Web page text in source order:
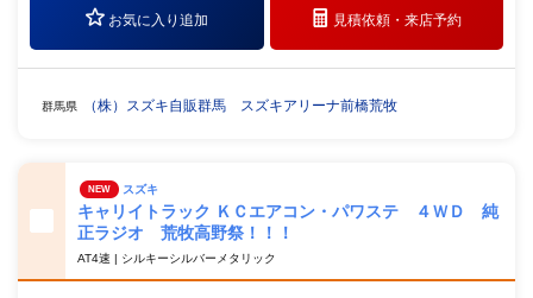
お気に入り追加 見積依頼・来店予約
群馬県 （株）スズキ自販群馬 スズキアリーナ前橋荒牧
NEW スズキ
キャリイトラック ＫＣエアコン・パワステ ４ＷＤ 純
正ラジオ 荒牧高野祭！！！
AT4速 | シルキーシルバーメタリック